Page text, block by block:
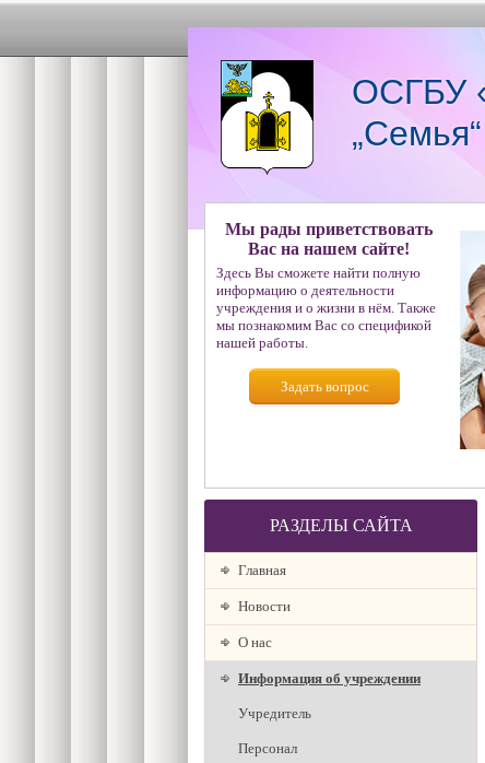
ОСГБУ
Мы рады приветствовать
Вас на нашем сайте!
Здесь Вы сможете найти полную
информацию о деятельности
учреждения и о жизни в нём. Также
мы познакомим Вас со спецификой
нашей работы.
Задать вопрос
РАЗДЕЛЫ САЙТА
Главная
Новости
О наc
Информация об учреждении
Учредитель
Персонал